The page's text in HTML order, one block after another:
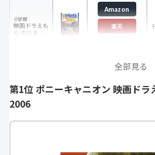
小学館
映画ドラえも
ん のび太と
Amazon
楽天
全部見る
第1位 ポニーキャニオン 映画ドラ
2006